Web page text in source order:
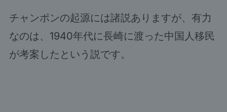
チャンポンの起源には諸説ありますが、有力
なのは、1940年代に長崎に渡った中国人移民
が考案したという説です。